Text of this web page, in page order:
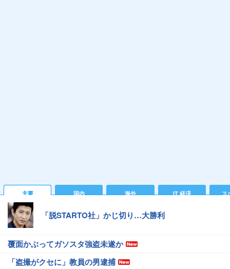
主要 国内 海外 IT 経済 ス
「脱STARTO社」かじ切り…大勝利
覆面かぶってガソスタ強盗未遂か
「盗撮がクセに」教員の男逮捕